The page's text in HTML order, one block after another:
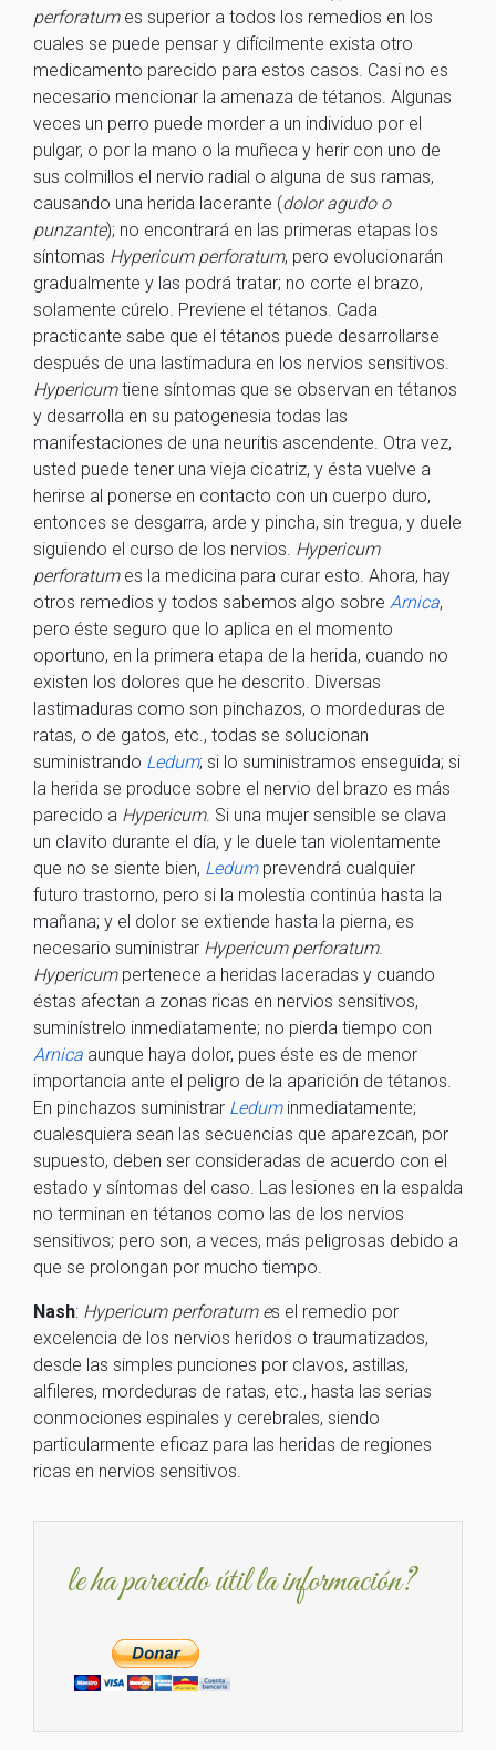
perforatum es superior a todos los remedios en los
cuales se puede pensar y difícilmente exista otro
medicamento parecido para estos casos. Casi no es
necesario mencionar la amenaza de tétanos. Algunas
veces un perro puede morder a un individuo por el
pulgar, o por la mano o la muñeca y herir con uno de
sus colmillos el nervio radial o alguna de sus ramas,
causando una herida lacerante (dolor agudo o
punzante); no encontrará en las primeras etapas los
síntomas Hypericum perforatum, pero evolucionarán
gradualmente y las podrá tratar; no corte el brazo,
solamente cúrelo. Previene el tétanos. Cada
practicante sabe que el tétanos puede desarrollarse
después de una lastimadura en los nervios sensitivos.
Hypericumtiene síntomas que se observan en tétanos
y desarrolla en su patogenesia todas las
manifestaciones de una neuritis ascendente. Otra vez,
usted puede tener una vieja cicatriz, y ésta vuelve a
herirse al ponerse en contacto con un cuerpo duro,
entonces se desgarra, arde y pincha, sin tregua, y duele
siguiendo el curso de los nervios. Hypericum
perforatum es la medicina para curar esto. Ahora, hay
otros remedios y todos sabemos algo sobre Arnica,
pero éste seguro que lo aplica en el momento
oportuno, en la primera etapa de la herida, cuando no
existen los dolores que he descrito. Diversas
lastimaduras como son pinchazos, o mordeduras de
ratas, o de gatos, etc., todas se solucionan
suministrando Ledum; si lo suministramos enseguida; si
la herida se produce sobre el nervio del brazo es más
parecido a Hypericum. Si una mujer sensible se clava
un clavito durante el día, y le duele tan violentamente
que no se siente bien, Ledum prevendrá cualquier
futuro trastorno, pero si la molestia continúa hasta la
mañana; y el dolor se extiende hasta la pierna, es
necesario suministrar Hypericum perforatum.
Hypericumpertenece a heridas laceradas y cuando
éstas afectan a zonas ricas en nervios sensitivos,
suminístrelo inmediatamente; no pierda tiempo con
Arnica aunque haya dolor, pues éste es de menor
importancia ante el peligro de la aparición de tétanos.
En pinchazos suministrar Ledum inmediatamente;
cualesquiera sean las secuencias que aparezcan, por
supuesto, deben ser consideradas de acuerdo con el
estado y síntomas del caso. Las lesiones en la espalda
no terminan en tétanos como las de los nervios
sensitivos; pero son, a veces, más peligrosas debido a
que se prolongan por mucho tiempo.
Nash: Hypericum perforatum es el remedio por
excelencia de los nervios heridos o traumatizados,
desde las simples punciones por clavos, astillas,
alfileres, mordeduras de ratas, etc., hasta las serias
conmociones espinales y cerebrales, siendo
particularmente eficaz para las heridas de regiones
ricas en nervios sensitivos.
le ha parecido útil la información?